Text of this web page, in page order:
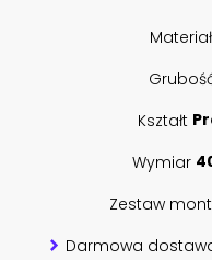
Materiał
Kształt
Wymiar
Zestaw
Darmowa